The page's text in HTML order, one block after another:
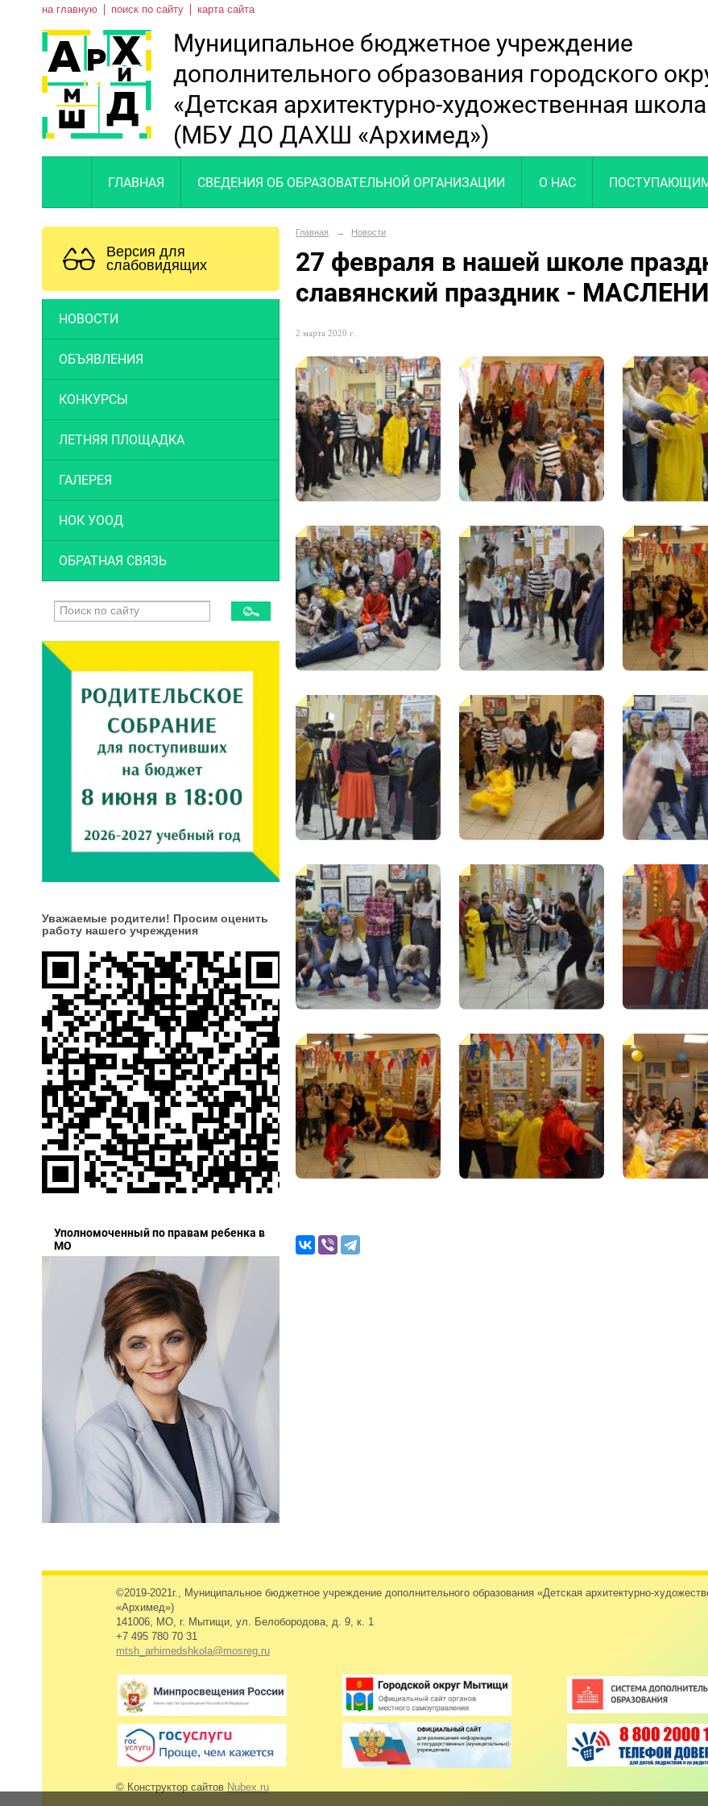
на главную поиск по сайту карта сайта
Муниципальное бюджетное учреждение
дополнительного образования городского
«Детская архитектурно-художественная
(МБУ ДО ДАХШ «Архимед»)
ГЛАВНАЯ СВЕДЕНИЯ ОБ ОБРАЗОВАТЕЛЬНОЙ ОРГАНИЗАЦИИ О НАС
Версия для
слабовидящих
НОВОСТИ
ОБЪЯВЛЕНИЯ
КОНКУРСЫ
ЛЕТНЯЯ ПЛОЩАДКА
ГАЛЕРЕЯ
НОК УООД
ОБРАТНАЯ СВЯЗЬ
Уважаемые родители! Просим оценить
работу нашего учреждения
Уполномоченный по правам ребенка в
МО
Главная → Новости
27 февраля в нашей школе
славянский праздник -
2 марта 2020 г.
©2019-2021г., Муниципальное бюджетное учреждение дополнительного образования «Детская архитектурно-
«Архимед»)
141006, МО, г. Мытищи, ул. Белобородова, д. 9, к. 1
+7 495 780 70 31
mtsh_arhimedshkola@mosreg.ru
© Конструктор сайтов Nubex.ru